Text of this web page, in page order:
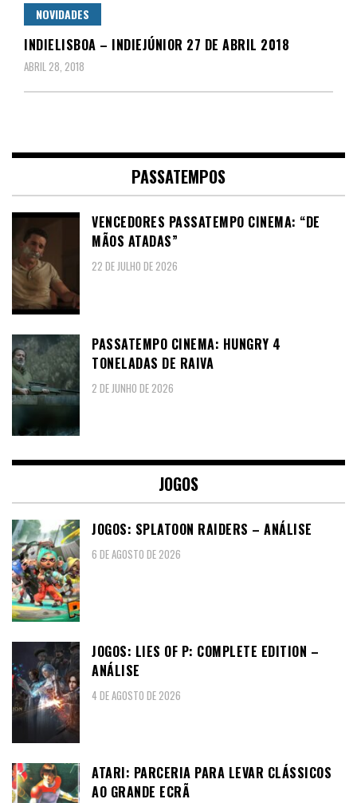
NOVIDADES
INDIELISBOA – INDIEJÚNIOR 27 DE ABRIL 2018
ABRIL 28, 2018
PASSATEMPOS
VENCEDORES PASSATEMPO CINEMA: “DE
MÃOS ATADAS”
22 DE JULHO DE 2026
PASSATEMPO CINEMA: HUNGRY 4
TONELADAS DE RAIVA
2 DE JUNHO DE 2026
JOGOS
JOGOS: SPLATOON RAIDERS – ANÁLISE
6 DE AGOSTO DE 2026
JOGOS: LIES OF P: COMPLETE EDITION –
ANÁLISE
4 DE AGOSTO DE 2026
ATARI: PARCERIA PARA LEVAR CLÁSSICOS
AO GRANDE ECRÃ